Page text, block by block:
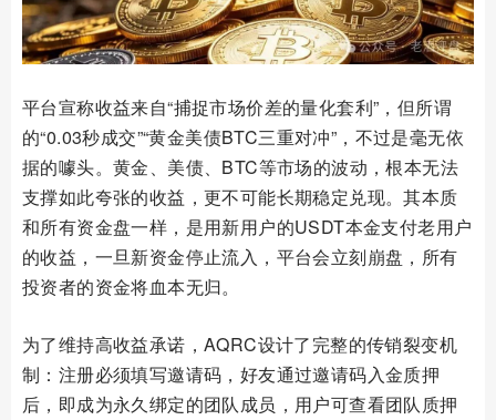
平台宣称收益来自“捕捉市场价差的量化套利”，但所谓
的“0.03秒成交”“黄金美债BTC三重对冲”，不过是毫无依
据的噱头。黄金、美债、BTC等市场的波动，根本无法
支撑如此夸张的收益，更不可能长期稳定兑现。其本质
和所有资金盘一样，是用新用户的USDT本金支付老用户
的收益，一旦新资金停止流入，平台会立刻崩盘，所有
投资者的资金将血本无归。
为了维持高收益承诺，AQRC设计了完整的传销裂变机
制：注册必须填写邀请码，好友通过邀请码入金质押
后，即成为永久绑定的团队成员，用户可查看团队质押